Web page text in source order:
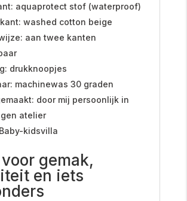
aquaprotect stof (waterproof)
washed cotton beige
aan twee kanten
drukknoopjes
machinewas 30 graden
door mij persoonlijk in
atelier
kidsvilla
gemak,
en iets